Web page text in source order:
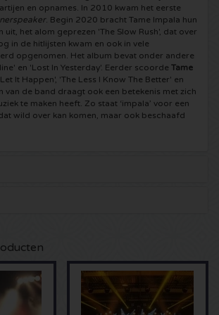
kaartjes
kaarten
kaartjes
kaartjes
kaartjes
en opnames. In 2010 kwam het eerste
. Begin 2020 bracht Tame Impala hun
uit, het alom geprezen 'The Slow Rush', dat over
in de hitlijsten kwam en ook in vele
opgenomen. Het album bevat onder andere
en 'Lost In Yesterday'. Eerder scoorde Tame
It Happen', 'The Less I Know The Better' en
van de band draagt ook een betekenis met zich
te maken heeft. Zo staat ‘impala’ voor een
wild over kan komen, maar ook beschaafd